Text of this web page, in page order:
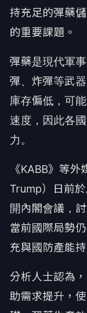
持充足的彈藥
的重要課題。
彈藥是現代軍
彈、炸彈等武
庫存偏低，可
速度，因此各
力。
《KABB》等
Trump）日前
開內閣會議，
當前國際局勢
充與國防產能
分析人士認為
助需求提升，